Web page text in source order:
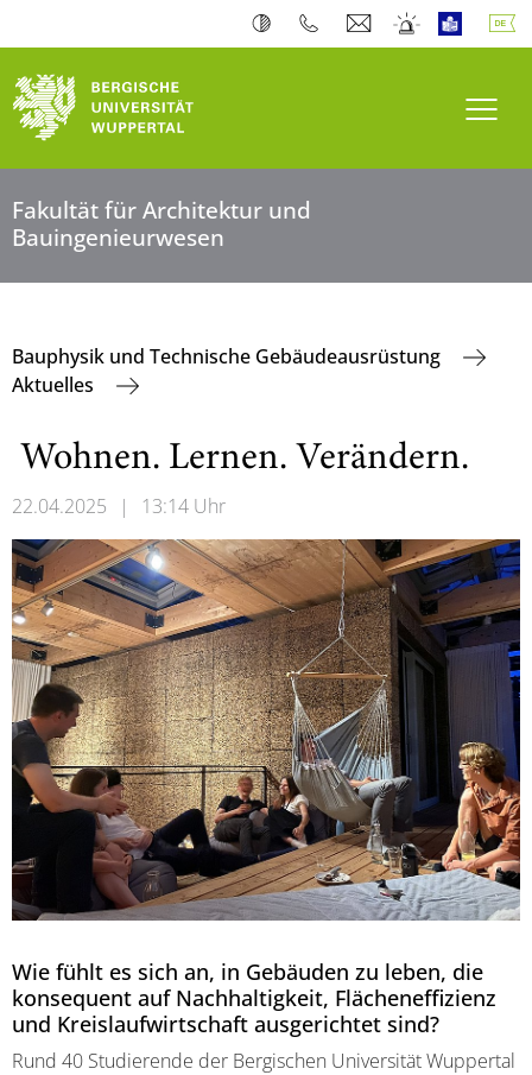
Fakultät für Architektur und
Bauingenieurwesen
Bauphysik und Technische Gebäudeausrüstung
Aktuelles
Wohnen. Lernen. Verändern.
22.04.2025 | 13:14 Uhr
Wie fühlt es sich an, in Gebäuden zu leben, die
konsequent auf Nachhaltigkeit, Flächeneffizienz
und Kreislaufwirtschaft ausgerichtet sind?
Rund 40 Studierende der Bergischen Universität Wuppertal